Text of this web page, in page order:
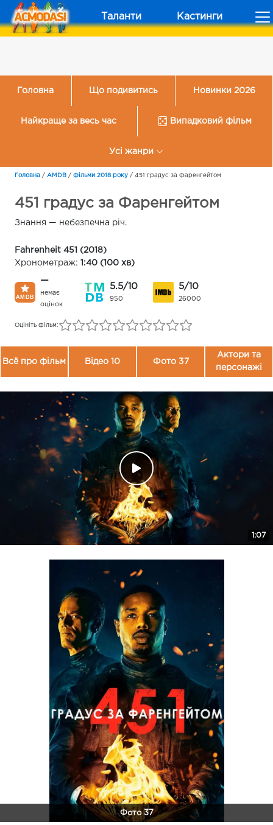
Таланти Кастинги
Головна Що подивитись Новинки 2026
Найкраще за весь час Випадковий фільм
Усі жанри
Головна / AMDB / Фільми 2018 року / 451 градус за Фаренгейтом
451 градус за Фаренгейтом
Знання — небезпечна річ.
Fahrenheit 451 (2018)
Хронометраж: 1:40 (100 хв)
—
немає
оцінок
5.5/10
950
5/10
26000
Оцініть фільм:
Всё про фільм Відео 10 Фото 37
Актори та
персонажі
1:07
Фото 37